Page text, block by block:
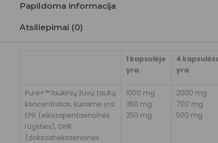
Papildoma informacija
Atsiliepimai (0)
1 kapsulėje
yra
4
yra
Pure+™ laukinių žuvų taukų
koncentratas, kuriame yra:
EPR (eikozapentaenoinės
rūgšties), DHR
(dokozaheksaenoinės
1000 mg
350 mg
250 mg
2000 mg
700 mg
500 mg